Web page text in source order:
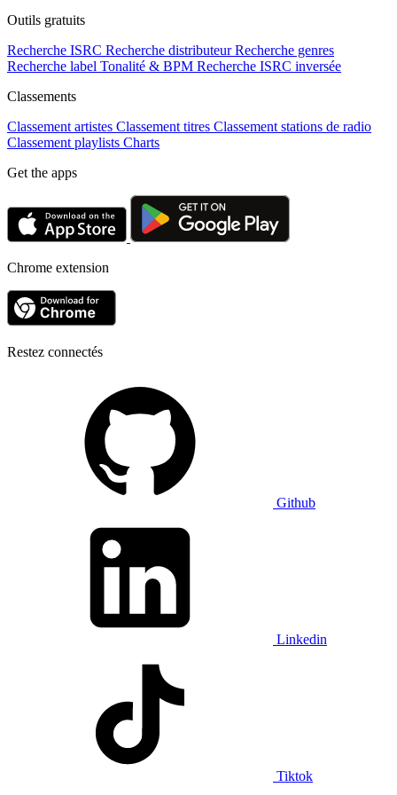
Outils gratuits
Recherche ISRC Recherche distributeur Recherche genres
Recherche label Tonalité & BPM Recherche ISRC inversée
Classements
Classement artistes Classement titres Classement stations de radio
Classement playlists Charts
Get the apps
Chrome extension
Restez connectés
Github
Linkedin
Tiktok